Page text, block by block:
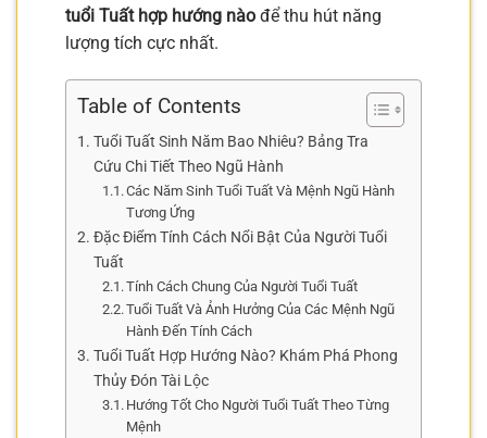
tuổi Tuất hợp hướng nào để thu hút năng
lượng tích cực nhất.
Table of Contents
Tuổi Tuất Sinh Năm Bao Nhiêu? Bảng Tra
Cứu Chi Tiết Theo Ngũ Hành
Các Năm Sinh Tuổi Tuất Và Mệnh Ngũ Hành
Tương Ứng
Đặc Điểm Tính Cách Nổi Bật Của Người Tuổi
Tuất
Tính Cách Chung Của Người Tuổi Tuất
Tuổi Tuất Và Ảnh Hưởng Của Các Mệnh Ngũ
Hành Đến Tính Cách
Tuổi Tuất Hợp Hướng Nào? Khám Phá Phong
Thủy Đón Tài Lộc
Hướng Tốt Cho Người Tuổi Tuất Theo Từng
Mệnh